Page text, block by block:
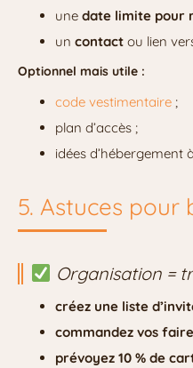
une date limite pour
un contact ou lien
Optionnel mais utile :
code vestimentaire ;
plan d’accès ;
idées d’hébergement
5. Astuces pour
Organisation =
créez une liste
commandez vos
prévoyez 10 % de